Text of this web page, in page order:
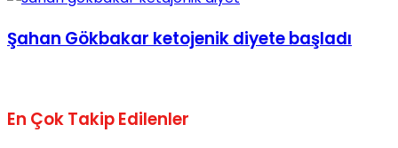
Şahan Gökbakar ketojenik diyete başladı
En Çok Takip Edilenler